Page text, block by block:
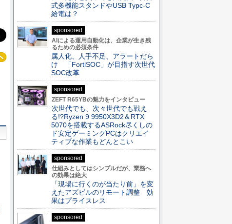
式多機能スタンドやUSB Typc-C
給電は？
sponsored
AIによる運用自動化は、企業が生き残
るための必須条件
属人化、人手不足、アラートだら
け 「FortiSOC」が目指す次世代
SOC改革
sponsored
ZEFT R65YBの魅力をインタビュー
次世代でも、次々世代でも戦え
る!?Ryzen 9 9950X3D2＆RTX
5070を搭載するASRock尽くしの
ド安定ゲーミングPCはクリエイ
ティブな作業もどんとこい
sponsored
仕組みとしてはシンプルだが、業務へ
の効果は絶大
「現場に行くのが当たり前」を変
えたアズビルのリモート調整 効
果はプライスレス
sponsored